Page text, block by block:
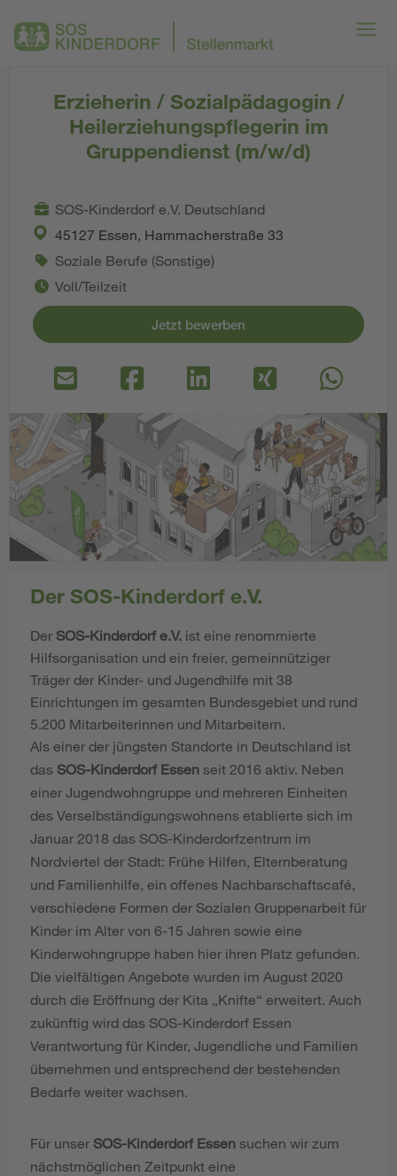
Erzieherin / Sozialpädagogin /
Heilerziehungspflegerin im
Gruppendienst (m/w/d)
SOS-Kinderdorf e.V. Deutschland
45127 Essen, Hammacherstraße 33
Soziale Berufe (Sonstige)
Voll/Teilzeit
Jetzt bewerben
Der SOS-Kinderdorf e.V.
Der SOS-Kinderdorf e.V. ist eine renommierte
Hilfsorganisation und ein freier, gemeinnütziger
Träger der Kinder- und Jugendhilfe mit 38
Einrichtungen im gesamten Bundesgebiet und rund
5.200 Mitarbeiterinnen und Mitarbeitern.
Als einer der jüngsten Standorte in Deutschland ist
das SOS-Kinderdorf Essen seit 2016 aktiv. Neben
einer Jugendwohngruppe und mehreren Einheiten
des Verselbständigungswohnens etablierte sich im
Januar 2018 das SOS-Kinderdorfzentrum im
Nordviertel der Stadt: Frühe Hilfen, Elternberatung
und Familienhilfe, ein offenes Nachbarschaftscafé,
verschiedene Formen der Sozialen Gruppenarbeit für
Kinder im Alter von 6-15 Jahren sowie eine
Kinderwohngruppe haben hier ihren Platz gefunden.
Die vielfältigen Angebote wurden im August 2020
durch die Eröffnung der Kita „Knifte“ erweitert. Auch
zukünftig wird das SOS-Kinderdorf Essen
Verantwortung für Kinder, Jugendliche und Familien
übernehmen und entsprechend der bestehenden
Bedarfe weiter wachsen.
Für unser SOS-Kinderdorf Essen suchen wir zum
nächstmöglichen Zeitpunkt eine